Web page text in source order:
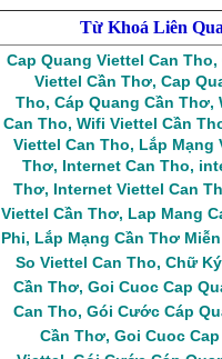
Từ Khoá Liên
Cap Quang Viettel Can Tho,
Viettel Cần Thơ, Cap
Tho, Cáp Quang Cần Thơ,
Can Tho, Wifi Viettel Cần
Viettel Can Tho, Lắp Mạng
Thơ, Internet Can Tho,
Thơ, Internet Viettel Can
Viettel Cần Thơ, Lap Mang
Phi, Lắp Mạng Cần Thơ
So Viettel Can Tho, Chữ
Cần Thơ, Goi Cuoc Cap
Can Tho, Gói Cước Cáp
Cần Thơ, Goi Cuoc